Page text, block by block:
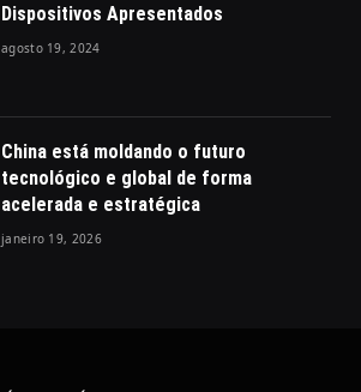
Dispositivos Apresentados
agosto 19, 2024
China está moldando o futuro
tecnológico e global de forma
acelerada e estratégica
janeiro 19, 2026